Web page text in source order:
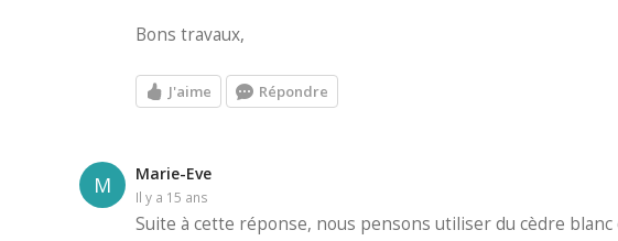
Bons travaux,
J'aime Répondre
M Marie-Eve
il y a 15 ans
Suite à cette réponse, nous pensons utiliser du cèdre blanc